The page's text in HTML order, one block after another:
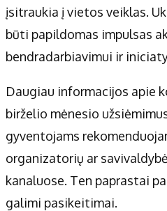
įsitraukia į vietos veiklas.
būti papildomas impulsas
bendradarbiavimui ir
Daugiau informacijos apie
birželio mėnesio
gyventojams
organizatorių ar
kanaluose. Ten paprastai
galimi pasikeitimai.